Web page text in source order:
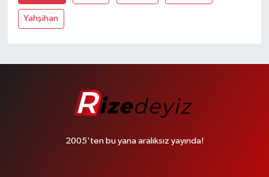
Yahşihan
2005'ten bu yana aralıksız yayında!